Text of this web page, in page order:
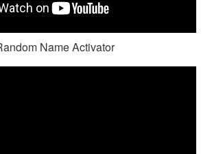
Name Activator